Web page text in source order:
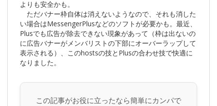
よりも安全かも。
ただバナー枠自体は消えないようなので、それも消した
い場合はMessengerPlusなどのソフトが必要かも。最近、
Plusでも広告が除去できない現象があって（枠は出ないの
に広告バナーがメンバリストの下部にオーバーラップして
表示される）、このhostsの技とPlusの合わせ技で快適に
なりました。
この記事がお役に立ったなら簡単にカンパで